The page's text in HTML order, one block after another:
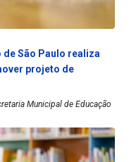
São Paulo realiza
projeto de
Municipal de Educação